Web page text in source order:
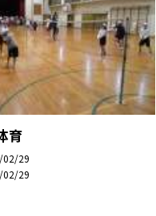
育
02/29
02/29